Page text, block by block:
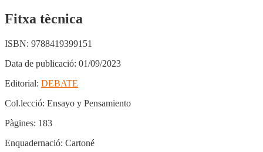
Fitxa tècnica
ISBN: 9788419399151
Data de publicació: 01/09/2023
Editorial: DEBATE
Col.lecció: Ensayo y Pensamiento
Pàgines: 183
Enquadernació: Cartoné